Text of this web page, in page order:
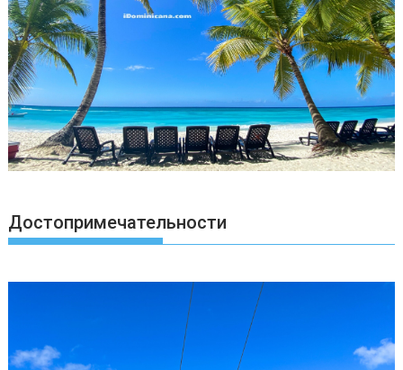
Достопримечательности